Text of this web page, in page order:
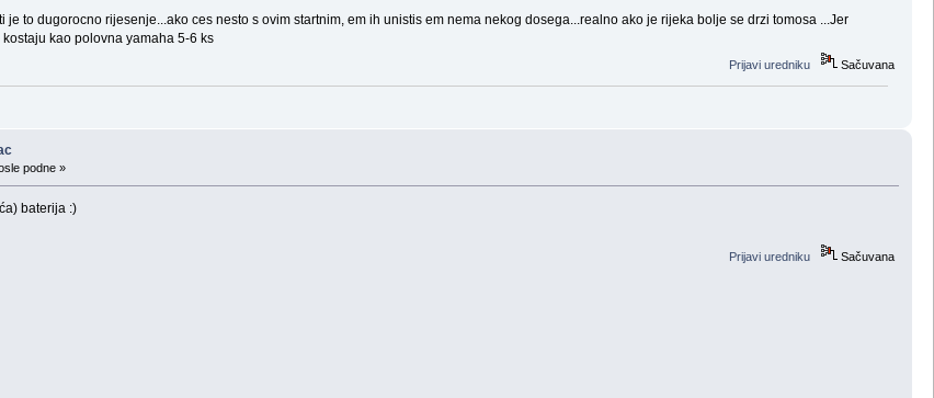
to dugorocno rijesenje...ako ces nesto s ovim startnim, em ih unistis em nema nekog dosega...realno ako je rijeka bolje se drzi tomosa ...Jer
kao polovna yamaha 5-6 ks
Prijavi uredniku Sačuvana
podne »
baterija :)
Prijavi uredniku Sačuvana